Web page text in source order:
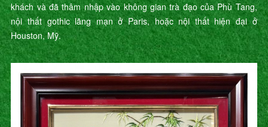
khách và đã thâm nhập vào không gian trà đạo của Phù Tang,
nội thất gothic lãng mạn ở Paris, hoặc nội thất hiện đại ở
Houston, Mỹ.